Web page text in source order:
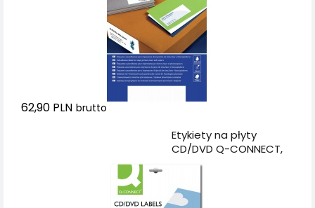
62,90 PLN brutto
Etykiety na płyty
CD/DVD Q-CONNECT,
średnica 117mm,